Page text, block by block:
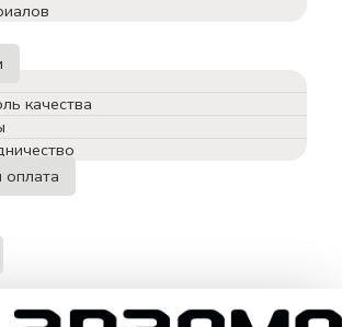
качества
оплата